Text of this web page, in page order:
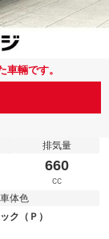
輛です。
排気量
660
cc
車体色
ク（Ｐ）